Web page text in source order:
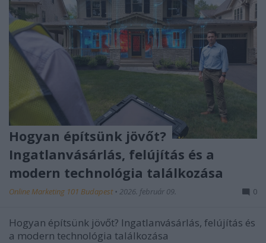
Hogyan építsünk jövőt?
Ingatlanvásárlás, felújítás és a
modern technológia találkozása
Online Marketing 101 Budapest • 2026. február 09. 0
Hogyan építsünk jövőt? Ingatlanvásárlás, felújítás és
a modern technológia találkozása